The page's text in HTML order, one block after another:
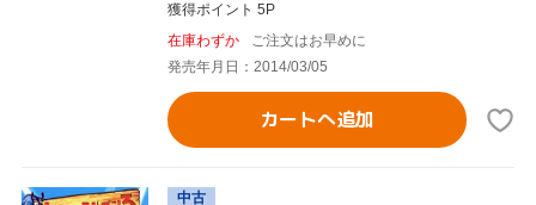
獲得ポイント 5P
在庫わずか
ご注文はお早めに
発売年月日：2014/03/05
カートへ追加
中古